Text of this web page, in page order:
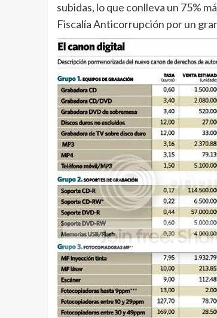
subidas, lo que conlleva un 75%
Fiscalía Anticorrupción por un